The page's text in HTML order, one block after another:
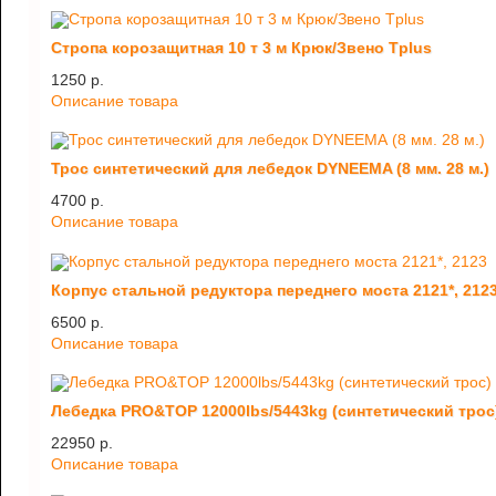
Стропа корозащитная 10 т 3 м Крюк/Звено Tplus
1250 p.
Описание товара
Трос синтетический для лебедок DYNEEMA (8 мм. 28 м.)
4700 p.
Описание товара
Корпус стальной редуктора переднего моста 2121*,
6500 p.
Описание товара
Лебедка PRO&TOP 12000lbs/5443kg (синтетический
22950 p.
Описание товара